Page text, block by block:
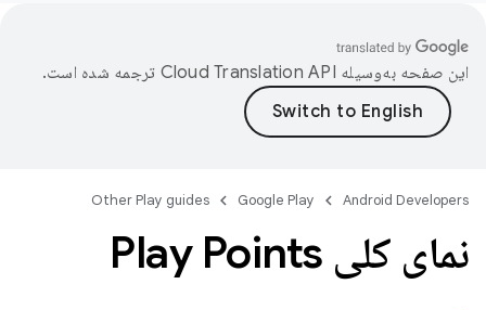
این صفحه به‌وسیله ترجمه شده است.
Android Developers
Google Play
Other Play guides
نمای کلی Play Points